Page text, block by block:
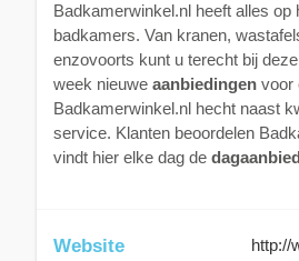
Badkamerwinkel.nl heeft alles op
badkamers. Van kranen,
enzovoorts kunt u terecht bij
week nieuwe aanbiedingen voor
Badkamerwinkel.nl hecht naast
service. Klanten beoordelen
vindt hier elke dag de
Website http://